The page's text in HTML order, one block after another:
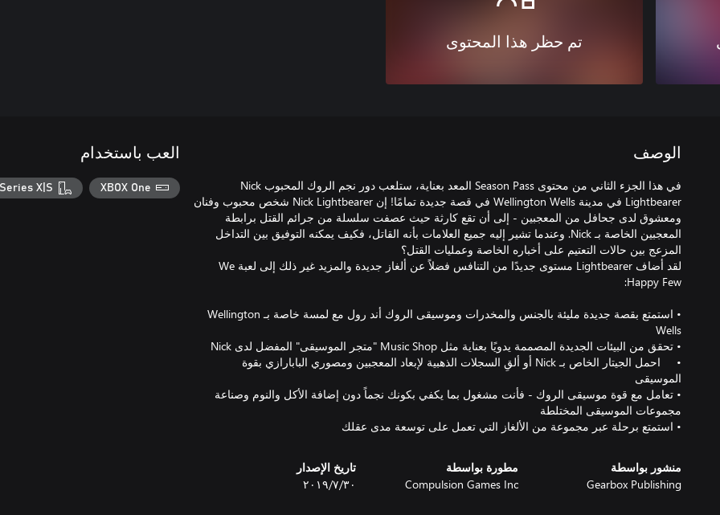
تم حظر هذا المحتوى
الوصف
في هذا الجزء الثاني من محتوى Season Pass المعد بعناية، ستلعب دور نجم الروك المحبوب Nick
Lightbearer في مدينة Wellington Wells في قصة جديدة تمامًا! إن Nick Lightbearer شخص محبوب وفنان
ومعشوق لدى جحافل من المعجبين - إلى أن تقع كارثة حيث عصفت سلسلة من جرائم القتل برابطة
المعجبين الخاصة بـ Nick. وعندما تشير إليه جميع العلامات بأنه القاتل، فكيف يمكنه التوفيق بين التداخل
لقد أضاف Lightbearer مستوى جديدًا من التنافس فضلاً عن ألغاز جديدة والمزيد غير ذلك إلى لعبة We
• استمتع بقصة جديدة مليئة بالجنس والمخدرات وموسيقى الروك أند رول مع لمسة خاصة بـ Wellington
• احمل الجيتار الخاص بـ Nick أو ألقِ السجلات الذهبية لإبعاد المعجبين ومصوري البابارازي بقوة
• تعامل مع قوة موسيقى الروك - فأنت مشغول بما يكفي بكونك نجماً دون إضافة الأكل والنوم وصناعة
• استمتع برحلة عبر مجموعة من الألغاز التي تعمل على توسعة مدى عقلك
منشور بواسطة
Gearbox Publishing
مطورة بواسطة
Compulsion Games Inc
تاريخ الإصدار
٣٠‏/٧‏/٢٠١٩
العب باستخدام
XBOX One
X|S